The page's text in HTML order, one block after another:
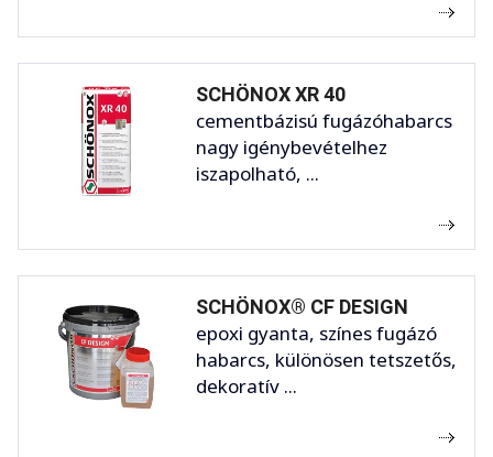
SCHÖNOX XR 40
cementbázisú fugázóhabarcs
nagy igénybevételhez
iszapolható, ...
SCHÖNOX® CF DESIGN
epoxi gyanta, színes fugázó
habarcs, különösen tetszetős,
dekoratív ...